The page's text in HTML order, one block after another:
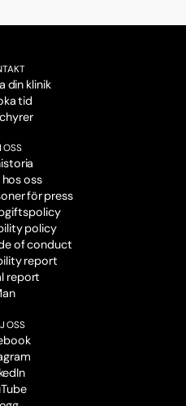
din klinik
tid
OSS
oss
för press
policy
of conduct
report
report
OSS